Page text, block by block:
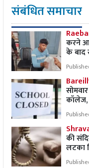
संबंधित समाचार
करने
के बाद
कॉलेज,
की
लटका